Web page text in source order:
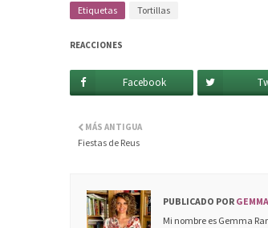
Etiquetas Tortillas
REACCIONES
Facebook
MÁS ANTIGUA
Fiestas de Reus
PUBLICADO POR
Mi nombre es Gemma